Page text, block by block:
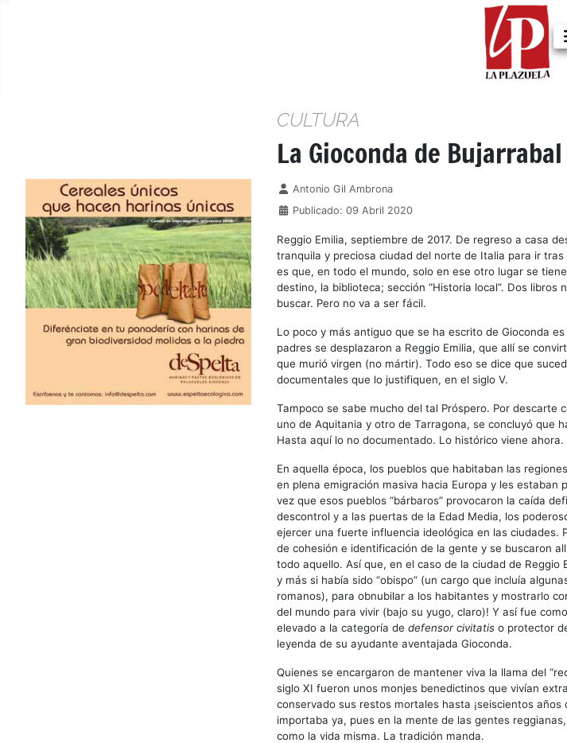
CULTURA
La Gioconda de Bujarrabal
Detalles
Antonio Gil Ambrona
Publicado: 09 Abril 2020
Reggio Emilia, septiembre de 2017. De regreso a casa
tranquila y preciosa ciudad del norte de Italia para ir
es que, en todo el mundo, solo en ese otro lugar se
destino, la biblioteca; sección “Historia local”. Dos libros
buscar. Pero no va a ser fácil.
Lo poco y más antiguo que se ha escrito de Gioconda
padres se desplazaron a Reggio Emilia, que allí se
que murió virgen (no mártir). Todo eso se dice que
documentales que lo justifiquen, en el siglo V.
Tampoco se sabe mucho del tal Próspero. Por descarte
uno de Aquitania y otro de Tarragona, se concluyó que
Hasta aquí lo no documentado. Lo histórico viene ahora.
En aquella época, los pueblos que habitaban las
en plena emigración masiva hacia Europa y les estaban
vez que esos pueblos “bárbaros” provocaron la caída
descontrol y a las puertas de la Edad Media, los
ejercer una fuerte influencia ideológica en las ciudades.
de cohesión e identificación de la gente y se buscaron
todo aquello. Así que, en el caso de la ciudad de Reggio
y más si había sido “obispo” (un cargo que incluía
romanos), para obnubilar a los habitantes y mostrarlo
del mundo para vivir (bajo su yugo, claro)! Y así fue
elevado a la categoría de defensor civitatis o protector
leyenda de su ayudante aventajada Gioconda.
Quienes se encargaron de mantener viva la llama del
siglo XI fueron unos monjes benedictinos que vivían
conservado sus restos mortales hasta ¡seiscientos
importaba ya, pues en la mente de las gentes
como la vida misma. La tradición manda.